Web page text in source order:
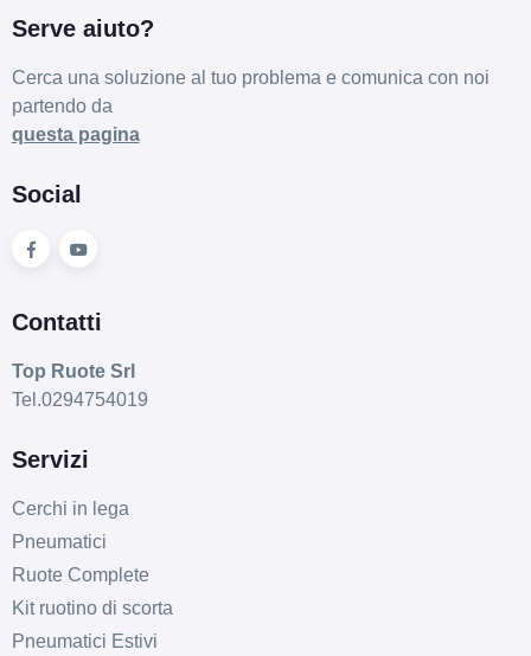
Serve aiuto?
Cerca una soluzione al tuo problema e comunica con noi
partendo da
questa pagina
Social
Contatti
Top Ruote Srl
Tel.0294754019
Servizi
Cerchi in lega
Pneumatici
Ruote Complete
Kit ruotino di scorta
Pneumatici Estivi